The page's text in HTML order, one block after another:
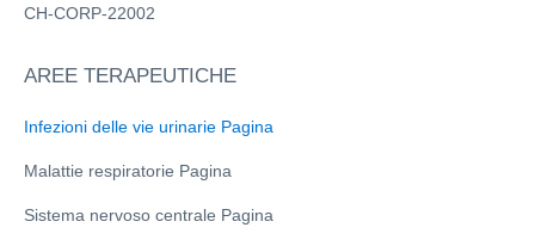
CH-CORP-22002
AREE TERAPEUTICHE
Infezioni delle vie urinarie Pagina
Malattie respiratorie Pagina
Sistema nervoso centrale Pagina